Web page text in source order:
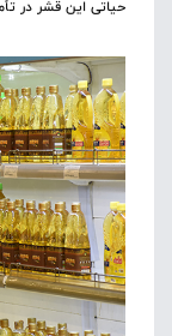
حیاتی این قشر در